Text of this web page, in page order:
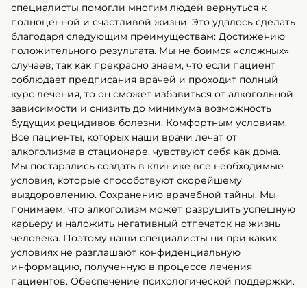
специалисты помогли многим людей вернуться к
полноценной и счастливой жизни. Это удалось сделать
благодаря следующим преимуществам: Достижению
положительного результата. Мы не боимся «сложных»
случаев, так как прекрасно знаем, что если пациент
соблюдает предписания врачей и проходит полный
курс лечения, то он сможет избавиться от алкогольной
зависимости и снизить до минимума возможность
будущих рецидивов болезни. Комфортным условиям.
Все пациенты, которых наши врачи лечат от
алкоголизма в стационаре, чувствуют себя как дома.
Мы постарались создать в клинике все необходимые
условия, которые способствуют скорейшему
выздоровлению. Сохранению врачебной тайны. Мы
понимаем, что алкоголизм может разрушить успешную
карьеру и наложить негативный отпечаток на жизнь
человека. Поэтому наши специалисты ни при каких
условиях не разглашают конфиденциальную
информацию, полученную в процессе лечения
пациентов. Обеспечение психологической поддержки.